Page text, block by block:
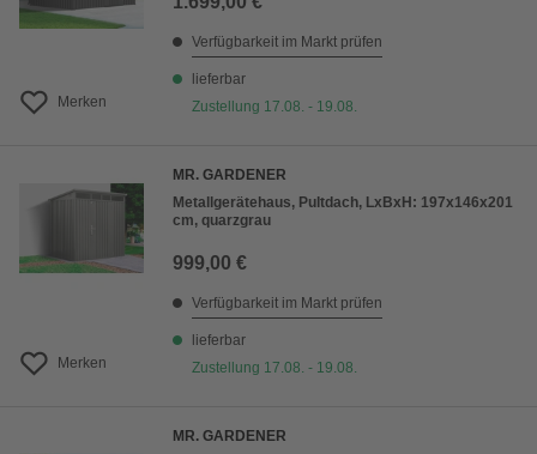
Merken
Verfügbarkeit im Markt prüfen
lieferbar
Zustellung 17.08. - 19.08.
Merken
MR. GARDENER
Metallgerätehaus, Pultdach, LxBxH: 197x146x201
cm, quarzgrau
999,00 €
Verfügbarkeit im Markt prüfen
lieferbar
Zustellung 17.08. - 19.08.
MR. GARDENER